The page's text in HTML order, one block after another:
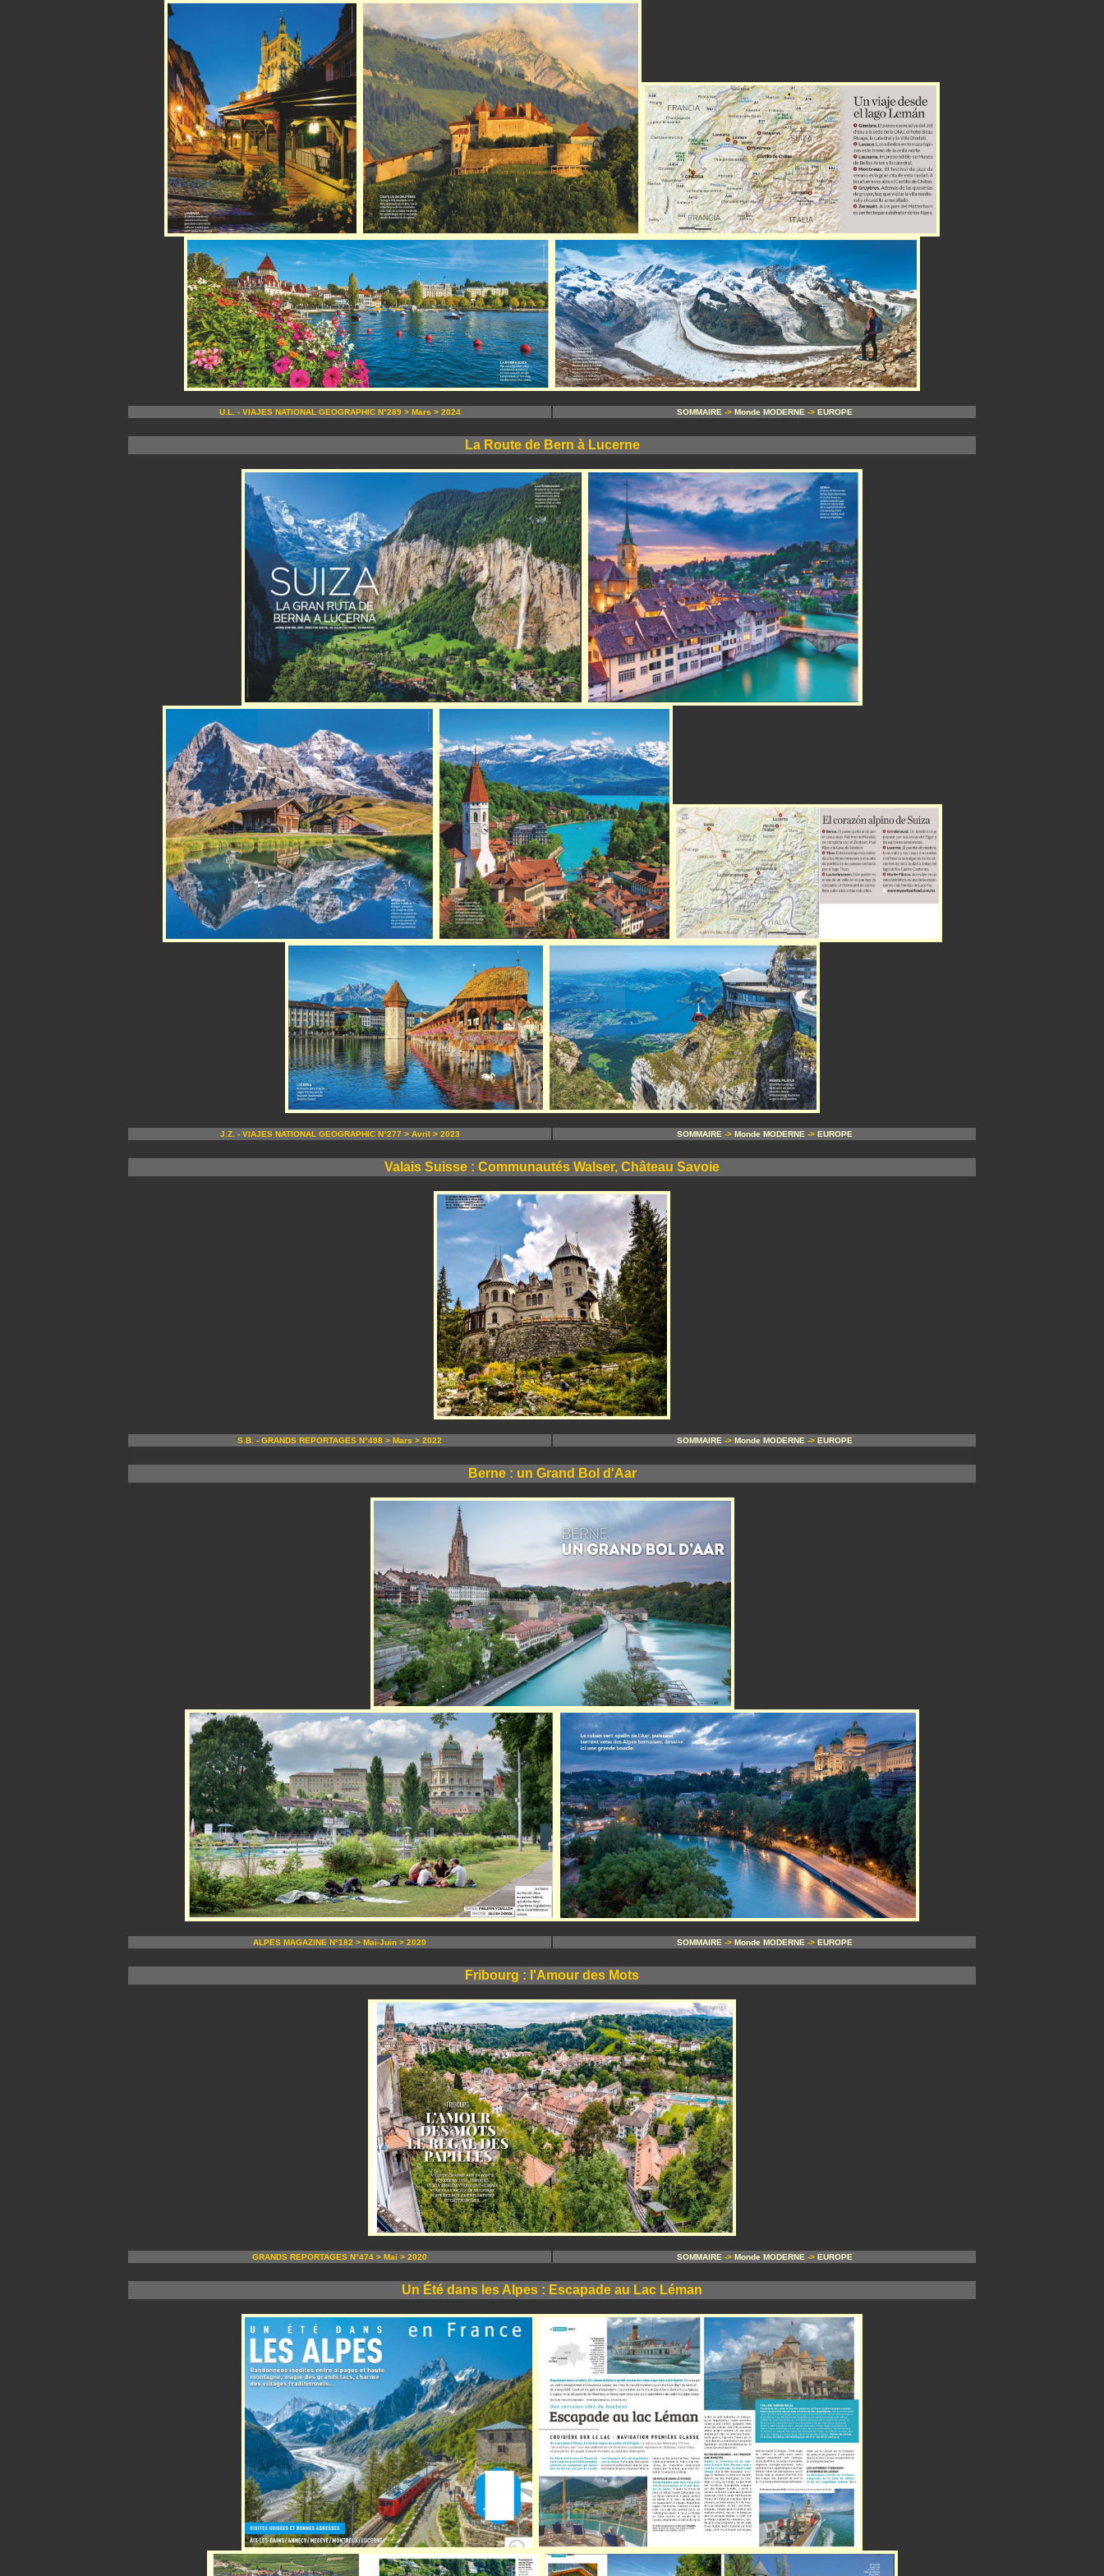
U.L. - VIAJES NATIONAL GEOGRAPHIC N°289 > Mars > 2024 SOMMAIRE -> Monde MODERNE -> EUROPE
La Route de Bern à Lucerne
J.Z. - VIAJES NATIONAL GEOGRAPHIC N°277 > Avril > 2023 SOMMAIRE -> Monde MODERNE -> EUROPE
Valais Suisse : Communautés Walser, Château Savoie
S.B. - GRANDS REPORTAGES N°498 > Mars > 2022 SOMMAIRE -> Monde MODERNE -> EUROPE
Berne : un Grand Bol d'Aar
ALPES MAGAZINE N°182 > Mai-Juin > 2020 SOMMAIRE -> Monde MODERNE -> EUROPE
Fribourg : l'Amour des Mots
GRANDS REPORTAGES N°474 > Mai > 2020 SOMMAIRE -> Monde MODERNE -> EUROPE
Un Été dans les Alpes : Escapade au Lac Léman